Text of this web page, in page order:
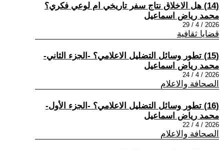
(14) هل الاخلاق نتاج سفر تاريخي ام لوعي فكري؟
محمد رياض اسماعيل
2026 / 4 / 29
قضايا ثقافية
(15) تطور وسائل التضليل الاعلامي؟ -الجزء الثاني-
محمد رياض اسماعيل
2026 / 4 / 24
الصحافة والاعلام
(16) تطور وسائل التضليل الاعلامي؟ -الجزء الأول-
محمد رياض اسماعيل
2026 / 4 / 22
الصحافة والاعلام